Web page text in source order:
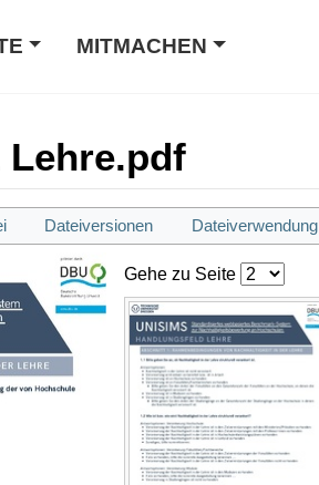
MITMACHEN
Lehre.pdf
Dateiversionen Dateiverwendung
Gehe zu Seite